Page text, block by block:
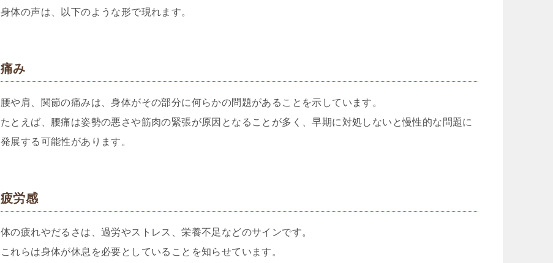
身体の声は、以下のような形で現れます。
痛み
腰や肩、関節の痛みは、身体がその部分に何らかの問題があることを示しています。
たとえば、腰痛は姿勢の悪さや筋肉の緊張が原因となることが多く、早期に対処しないと慢性的な問題に
発展する可能性があります。
疲労感
体の疲れやだるさは、過労やストレス、栄養不足などのサインです。
これらは身体が休息を必要としていることを知らせています。